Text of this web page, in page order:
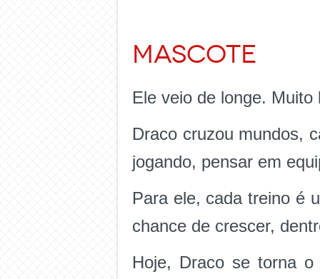
Mascote
Ele veio de longe. Muito
Draco cruzou mundos,
jogando, pensar em
Para ele, cada treino é
chance de crescer,
Hoje, Draco se torna o